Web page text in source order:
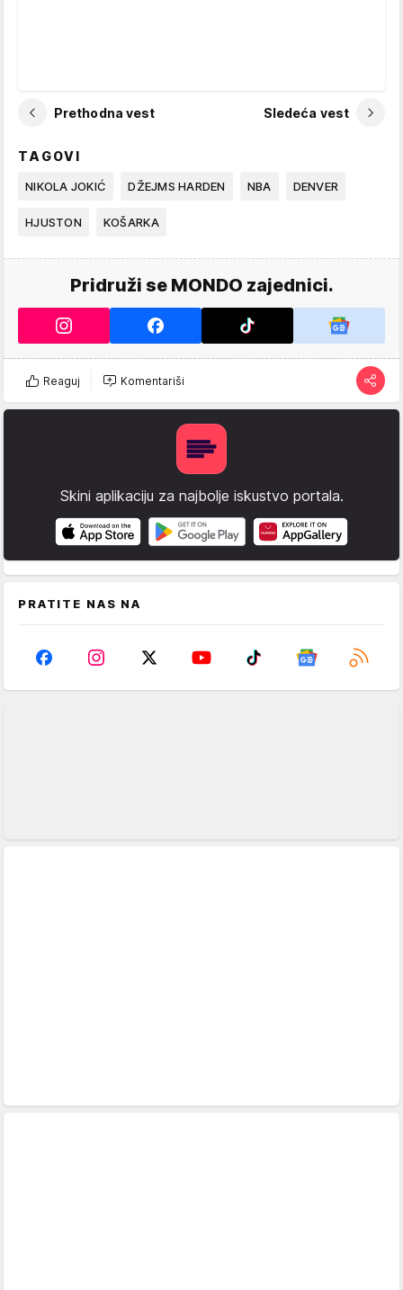
Prethodna vest Sledeća vest
TAGOVI
NIKOLA JOKIĆ DŽEJMS HARDEN NBA DENVER
HJUSTON KOŠARKA
Pridruži se MONDO zajednici.
Reaguj Komentariši
Skini aplikaciju za najbolje iskustvo portala.
PRATITE NAS NA